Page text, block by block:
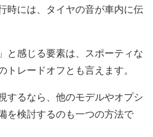
時には、タイヤの音が車内に伝
と感じる要素は、スポーティな
トレードオフとも言えます。
するなら、他のモデルやオプシ
を検討するのも一つの方法で